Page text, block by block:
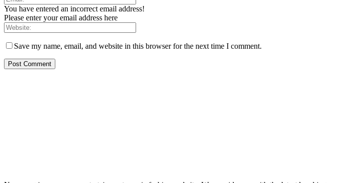
You have entered an incorrect email address!
Please enter your email address here
Save my name, email, and website in this browser for the next time I comment.